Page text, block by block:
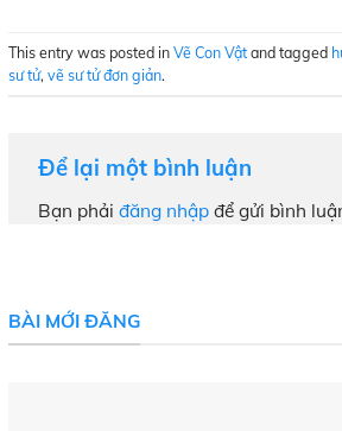
This entry was posted in Vẽ Con Vật and tagged
sư tử, vẽ sư tử đơn giản.
Để lại một bình luận
Bạn phải đăng nhập để gửi bình
BÀI MỚI ĐĂNG